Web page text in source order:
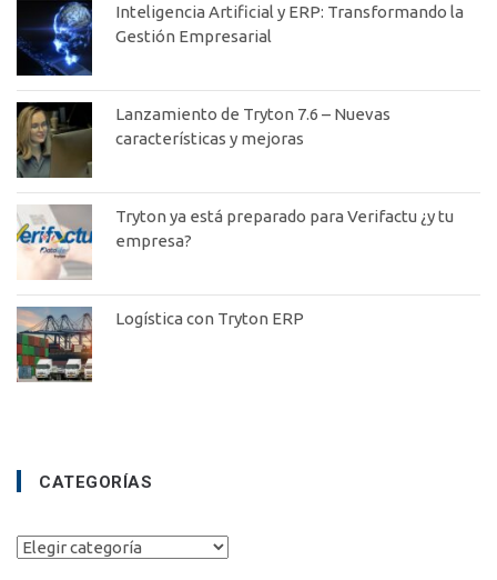
Inteligencia Artificial y ERP: Transformando la
Gestión Empresarial
Lanzamiento de Tryton 7.6 – Nuevas
características y mejoras
Tryton ya está preparado para Verifactu ¿y tu
empresa?
Logística con Tryton ERP
CATEGORÍAS
Categorías